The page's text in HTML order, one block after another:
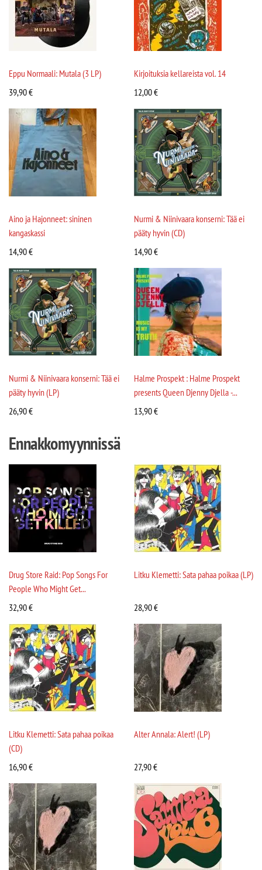
Eppu Normaali: Mutala (3 LP)
39,90€
Kirjoituksia kellareista vol. 14
12,00€
Aino ja Hajonneet: sininen
kangaskassi
14,90€
Nurmi & Niinivaara konserni: Tää ei
pääty hyvin (CD)
14,90€
Nurmi & Niinivaara konserni: Tää ei
pääty hyvin (LP)
26,90€
Halme Prospekt : Halme Prospekt
presents Queen Djenny Djella -...
13,90€
Ennakkomyynnissä
Drug Store Raid: Pop Songs For
People Who Might Get...
32,90€
Litku Klemetti: Sata pahaa poikaa (LP)
28,90€
Litku Klemetti: Sata pahaa poikaa
(CD)
16,90€
Alter Annala: Alert! (LP)
27,90€